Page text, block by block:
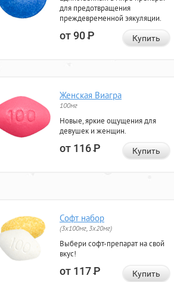
для предотвращения
преждевременной эякуляции.
от 90Р Купить
Женская Виагра
100мг
Новые, яркие ощущения для
девушек и женщин.
от 116Р Купить
Софт набор
(3x100мг, 3x20мг)
Выбери софт-препарат на свой
вкус!
от 117Р Купить